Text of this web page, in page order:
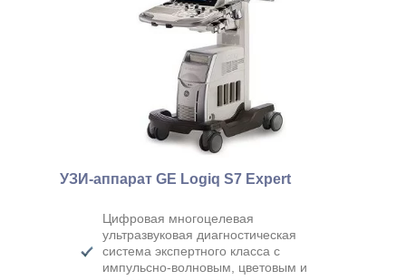
238
Стаж: 21 год
Врач ультразвуковой
диагностики, к.м.н.
УЗИ-аппарат GE Logiq S7 Expert
Цифровая многоцелевая
ультразвуковая диагностическая
система экспертного класса с
импульсно-волновым, цветовым и